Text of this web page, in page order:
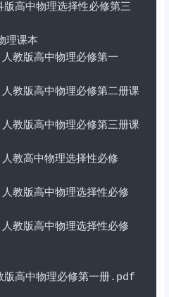
版高中物理选择性必修第三
理课本
人教版高中物理必修第一
人教版高中物理必修第二册课
人教版高中物理必修第三册课
人教高中物理选择性必修
人教版高中物理选择性必修
人教版高中物理选择性必修
版高中物理必修第一册. pdf